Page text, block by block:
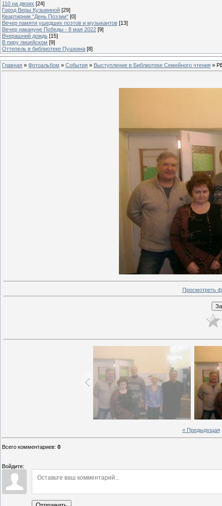
110 на двоих [24]
Город Веры Кузьминой [29]
Квартирник "День Поэзии" [0]
Вечер памяти ушедших поэтов и музыкантов [13]
Вечер накануне Победы - 8 мая 2022 [9]
Вчерашний дождь [15]
В пиру лицейском [9]
Оттепель в библиотеке Пушкина [8]
Главная » Фотоальбом » События » Выступление в Библиотеке Семейного чтения »
Просмотреть
« Предыдущая
Всего комментариев: 0
Войдите: